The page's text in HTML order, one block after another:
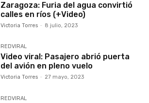
Zaragoza: Furia del agua convirtió
calles en ríos (+Video)
Victoria Torres - 8 julio, 2023
REDVIRAL
Video viral: Pasajero abrió puerta
del avión en pleno vuelo
Victoria Torres - 27 mayo, 2023
REDVIRAL